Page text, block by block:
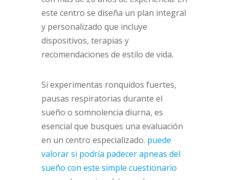
este centro se diseña un plan integral
y personalizado que incluye
dispositivos, terapias y
recomendaciones de estilo de vida.
Si experimentas ronquidos fuertes,
pausas respiratorias durante el
sueño o somnolencia diurna, es
esencial que busques una evaluación
en un centro especializado. puede
valorar si podría padecer apneas del
sueño con este simple cuestionario